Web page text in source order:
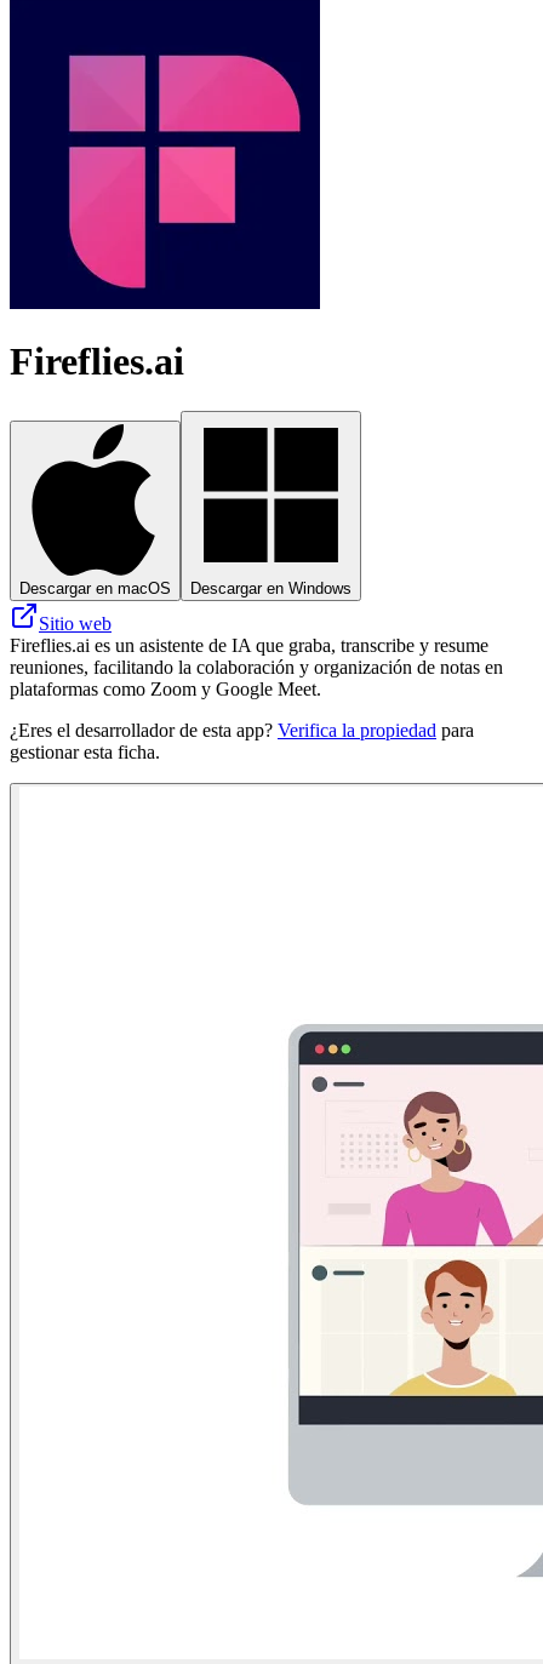
Fireflies.ai
Descargar en macOS Descargar en Windows
Sitio web
Fireflies.ai es un asistente de IA que graba, transcribe y resume
reuniones, facilitando la colaboración y organización de notas en
plataformas como Zoom y Google Meet.
¿Eres el desarrollador de esta app? Verifica la propiedad para
gestionar esta ficha.